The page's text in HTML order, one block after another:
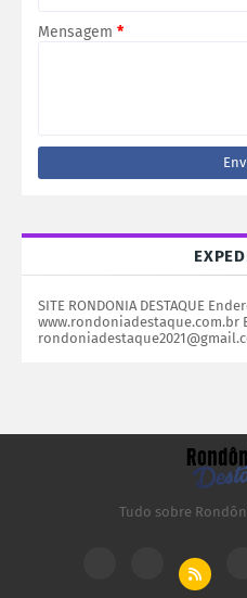
Mensagem *
SITE RONDONIA DESTAQUE
www.rondoniadestaque.com.br
Tudo sobre